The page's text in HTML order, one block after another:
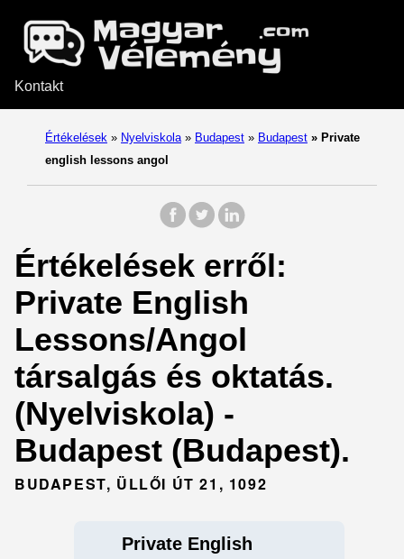
Kontakt
Értékelések » Nyelviskola » Budapest » Budapest » Private
english lessons angol
Értékelések erről:
Private English
Lessons/Angol
társalgás és oktatás.
(Nyelviskola) -
Budapest (Budapest).
BUDAPEST, ÜLLŐI ÚT 21, 1092
Private English